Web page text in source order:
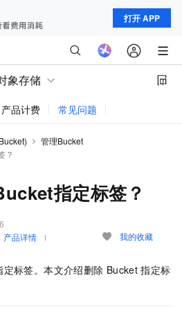
打开 APP
象存储
产品计费 常见问题
管理Bucket
？
指定标签？
产品详情 我的收藏
定标签。本文介绍删除 Bucket 指定标